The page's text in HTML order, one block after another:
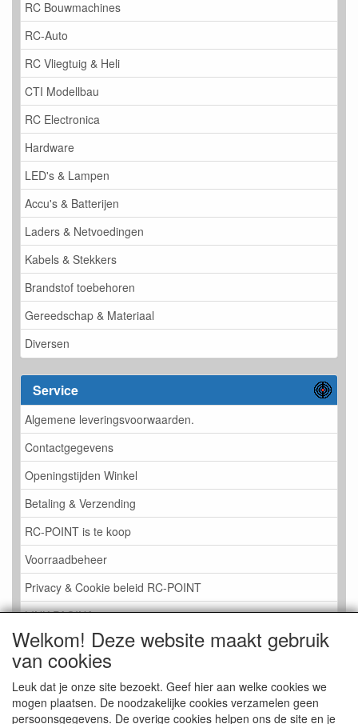
RC Bouwmachines
RC-Auto
RC Vliegtuig & Heli
CTI Modellbau
RC Electronica
Hardware
LED's & Lampen
Accu's & Batterijen
Laders & Netvoedingen
Kabels & Stekkers
Brandstof toebehoren
Gereedschap & Materiaal
Diversen
Service
Algemene leveringsvoorwaarden.
Contactgegevens
Openingstijden Winkel
Betaling & Verzending
RC-POINT is te koop
Voorraadbeheer
Privacy & Cookie beleid RC-POINT
LINK PAGINA
Gastenboek RC-POINT
Kijkje in de Winkel
Welkom! Deze website maakt gebruik
van cookies
Leuk dat je onze site bezoekt. Geef hier aan welke cookies we
mogen plaatsen. De noodzakelijke cookies verzamelen geen
persoonsgegevens. De overige cookies helpen ons de site en je